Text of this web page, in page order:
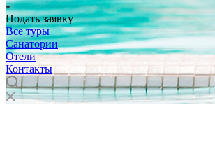
Подать заявку
Все туры
Санатории
Отели
Контакты